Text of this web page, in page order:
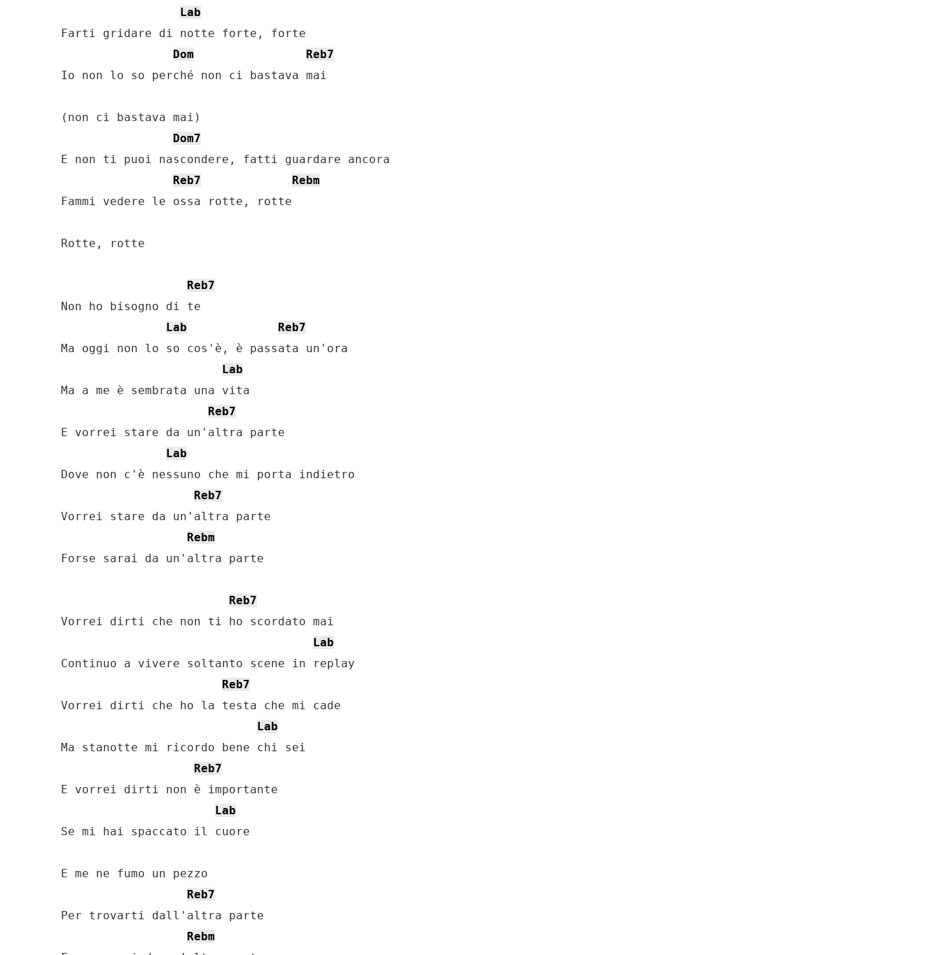
Lab
Farti gridare di notte forte, forte
Dom
Reb7
Io non lo so perché non ci bastava mai
(non ci bastava mai)
Dom7
E non ti puoi nascondere, fatti guardare ancora
Reb7
Rebm
Fammi vedere le ossa rotte, rotte
Rotte, rotte
Reb7
Non ho bisogno di te
Lab
Reb7
Ma oggi non lo so cos'è, è passata un'ora
Lab
Ma a me è sembrata una vita
Reb7
E vorrei stare da un'altra parte
Lab
Dove non c'è nessuno che mi porta indietro
Reb7
Vorrei stare da un'altra parte
Rebm
Forse sarai da un'altra parte
Reb7
Vorrei dirti che non ti ho scordato mai
Lab
Continuo a vivere soltanto scene in replay
Reb7
Vorrei dirti che ho la testa che mi cade
Lab
Ma stanotte mi ricordo bene chi sei
Reb7
E vorrei dirti non è importante
Lab
Se mi hai spaccato il cuore
E me ne fumo un pezzo
Reb7
Per trovarti dall'altra parte
Rebm